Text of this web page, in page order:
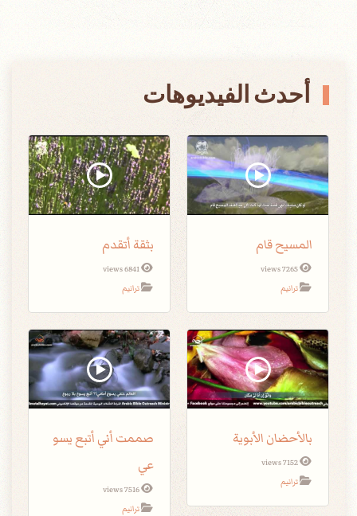
أحدث الفيديوهات
المسيح قام
7265 views
ترانيم
بثقة أتقدم
6841 views
ترانيم
بالأحضان الأبوية
7152 views
ترانيم
صممت أني أتبع يسو
عي
7516 views
ترانيم